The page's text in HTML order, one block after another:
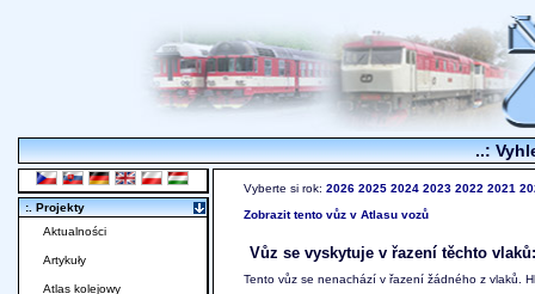
..:
Vyberte si rok: 2026 2025 2024 2023 2022 2021
Zobrazit tento vůz v Atlasu vozů
Vůz se vyskytuje v řazení těchto vlaků:
Tento vůz se nenachází v řazení žádného z vlaků.
:. Projekty
Aktualności
Artykuły
Atlas kolejowy